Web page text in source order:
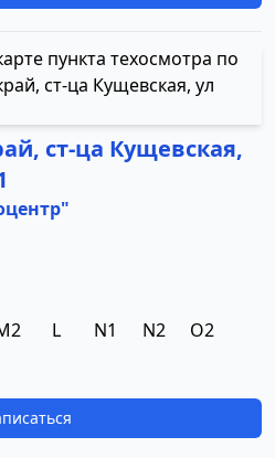
ст-ца Кущевская,
L N1 N2
O2